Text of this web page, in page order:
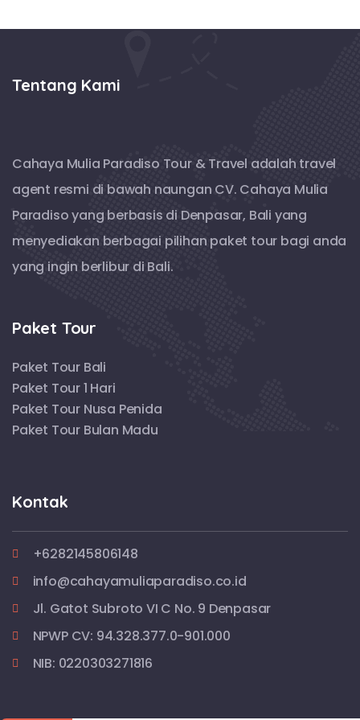
Tentang Kami
Cahaya Mulia Paradiso Tour & Travel adalah travel
agent resmi di bawah naungan CV. Cahaya Mulia
Paradiso yang berbasis di Denpasar, Bali yang
menyediakan berbagai pilihan paket tour bagi anda
yang ingin berlibur di Bali.
Paket Tour
Paket Tour Bali
Paket Tour 1 Hari
Paket Tour Nusa Penida
Paket Tour Bulan Madu
Kontak
+6282145806148
info@cahayamuliaparadiso.co.id
Jl. Gatot Subroto VI C No. 9 Denpasar
NPWP CV: 94.328.377.0-901.000
NIB: 0220303271816